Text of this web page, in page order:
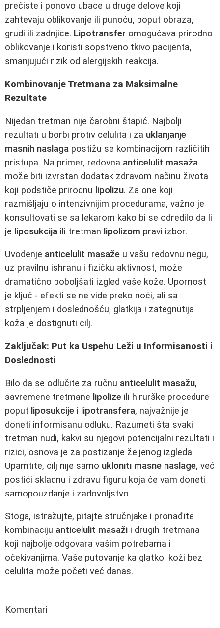
prečiste i ponovo ubace u druge delove koji
zahtevaju oblikovanje ili punoću, poput obraza,
grudi ili zadnjice. Lipotransfer omogućava prirodno
oblikovanje i koristi sopstveno tkivo pacijenta,
smanjujući rizik od alergijskih reakcija.
Kombinovanje Tretmana za Maksimalne
Rezultate
Nijedan tretman nije čarobni štapić. Najbolji
rezultati u borbi protiv celulita i za uklanjanje
masnih naslaga postižu se kombinacijom različitih
pristupa. Na primer, redovna anticelulit masaža
može biti izvrstan dodatak zdravom načinu života
koji podstiče prirodnu lipolizu. Za one koji
razmišljaju o intenzivnijim procedurama, važno je
konsultovati se sa lekarom kako bi se odredilo da li
je liposukcija ili tretman lipolizom pravi izbor.
Uvodenje anticelulit masaže u vašu redovnu negu,
uz pravilnu ishranu i fizičku aktivnost, može
dramatično poboljšati izgled vaše kože. Upornost
je ključ - efekti se ne vide preko noći, ali sa
strpljenjem i doslednošću, glatkija i zategnutija
koža je dostignuti cilj.
Zaključak: Put ka Uspehu Leži u Informisanosti i
Doslednosti
Bilo da se odlučite za ručnu anticelulit masažu,
savremene tretmane lipolize ili hirurške procedure
poput liposukcije i lipotransfera, najvažnije je
doneti informisanu odluku. Razumeti šta svaki
tretman nudi, kakvi su njegovi potencijalni rezultati i
rizici, osnova je za postizanje željenog izgleda.
Upamtite, cilj nije samo ukloniti masne naslage, već
postići skladnu i zdravu figuru koja će vam doneti
samopouzdanje i zadovoljstvo.
Stoga, istražujte, pitajte stručnjake i pronađite
kombinaciju anticelulit masaži i drugih tretmana
koji najbolje odgovara vašim potrebama i
očekivanjima. Vaše putovanje ka glatkoj koži bez
celulita može početi već danas.
Komentari